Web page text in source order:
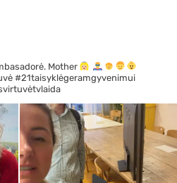
Mother
#21taisyklėgeramgyvenimui